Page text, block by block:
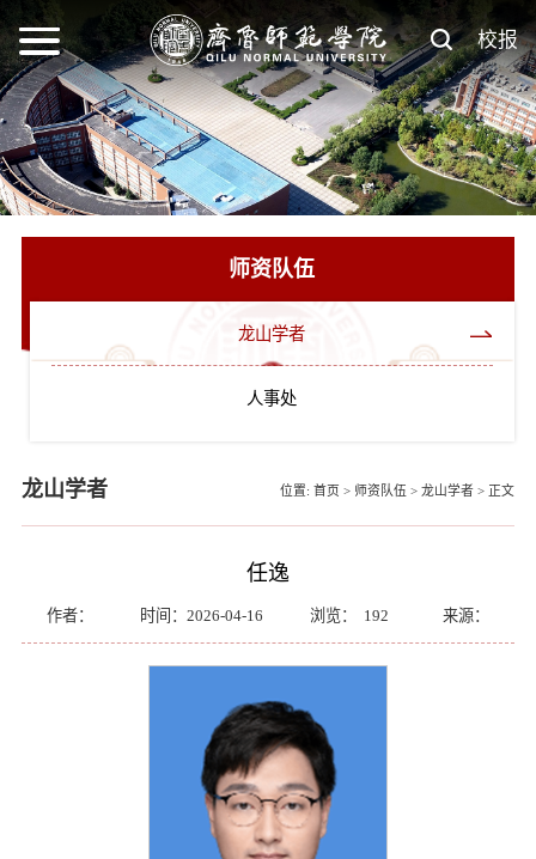
校报
师资队伍
龙山学者
人事处
龙山学者 位置: 首页 > 师资队伍 > 龙山学者 > 正文
任逸
作者： 时间：2026-04-16 浏览： 192 来源：